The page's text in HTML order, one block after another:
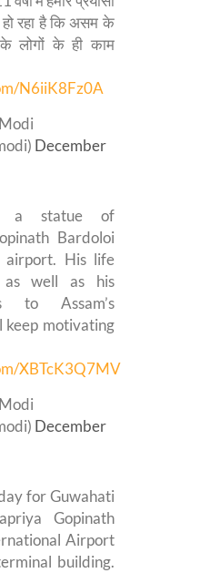
रहा है कि असम के
लोगों के ही काम
N6iiK8Fz0A
December
a statue of
Bardoloi
airport. His life
as well as his
to Assam’s
keep motivating
XBTcK3Q7MV
December
for Guwahati
Gopinath
Airport
building.